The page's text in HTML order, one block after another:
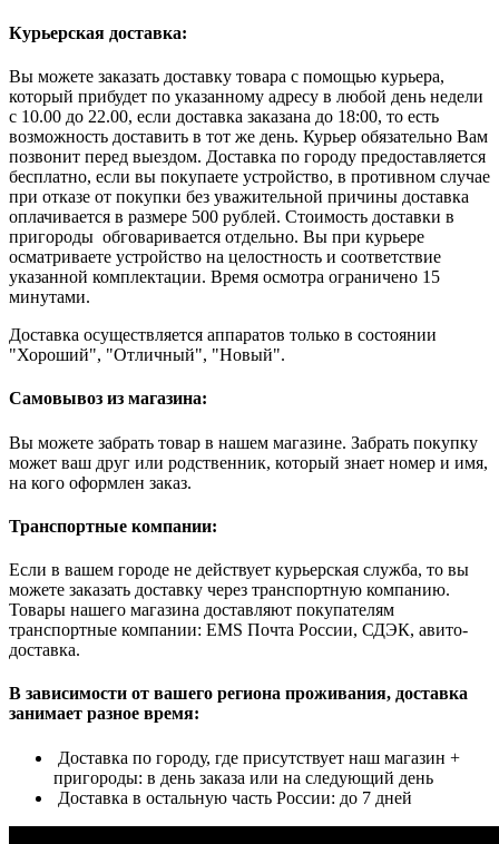
Курьерская доставка:
Вы можете заказать доставку товара с помощью курьера,
который прибудет по указанному адресу в любой день недели
с 10.00 до 22.00, если доставка заказана до 18:00, то есть
возможность доставить в тот же день. Курьер обязательно Вам
позвонит перед выездом. Доставка по городу предоставляется
бесплатно, если вы покупаете устройство, в противном случае
при отказе от покупки без уважительной причины доставка
оплачивается в размере 500 рублей. Стоимость доставки в
пригороды обговаривается отдельно. Вы при курьере
осматриваете устройство на целостность и соответствие
указанной комплектации. Время осмотра ограничено 15
минутами.
Доставка осуществляется аппаратов только в состоянии
"Хороший", "Отличный", "Новый".
Самовывоз из магазина:
Вы можете забрать товар в нашем магазине. Забрать покупку
может ваш друг или родственник, который знает номер и имя,
на кого оформлен заказ.
Транспортные компании:
Если в вашем городе не действует курьерская служба, то вы
можете заказать доставку через транспортную компанию.
Товары нашего магазина доставляют покупателям
транспортные компании: EMS Почта России, СДЭК, авито-
доставка.
В зависимости от вашего региона проживания, доставка
занимает разное время:
Доставка по городу, где присутствует наш магазин +
пригороды: в день заказа или на следующий день
Доставка в остальную часть России: до 7 дней